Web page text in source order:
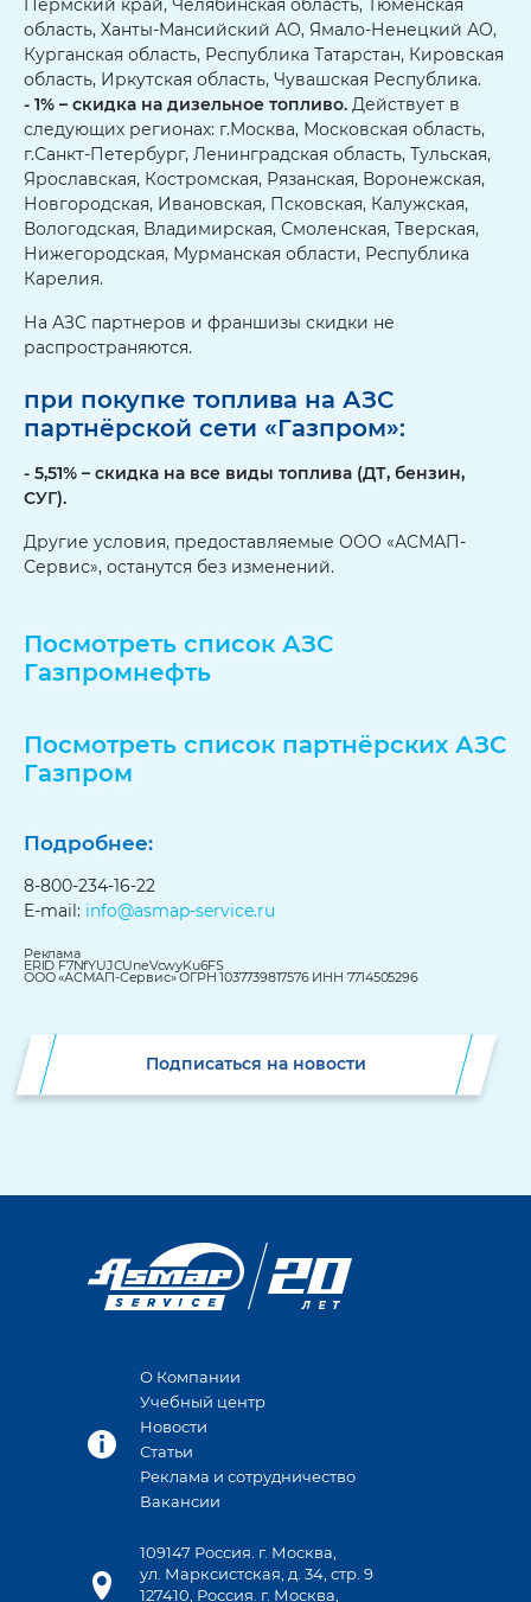
Пермский край, Челябинская область, Тюменская
область, Ханты-Мансийский АО, Ямало-Ненецкий АО,
Курганская область, Республика Татарстан, Кировская
область, Иркутская область, Чувашская Республика.
- 1% – скидка на дизельное топливо. Действует в
следующих регионах: г.Москва, Московская область,
г.Санкт-Петербург, Ленинградская область, Тульская,
Ярославская, Костромская, Рязанская, Воронежская,
Новгородская, Ивановская, Псковская, Калужская,
Вологодская, Владимирская, Смоленская, Тверская,
Нижегородская, Мурманская области, Республика
Карелия.
На АЗС партнеров и франшизы скидки не
распространяются.
при покупке топлива на АЗС
партнёрской сети «Газпром»:
- 5,51% – скидка на все виды топлива (ДТ, бензин,
СУГ).
Другие условия, предоставляемые ООО «АСМАП-
Сервис», останутся без изменений.
Посмотреть список АЗС
Газпромнефть
Посмотреть список партнёрских АЗС
Газпром
Подробнее:
8-800-234-16-22
E-mail: info@asmap-service.ru
Реклама
ERID F7NfYUJCUneVcwyKu6FS
ООО «АСМАП-Сервис» ОГРН 1037739817576 ИНН 7714505296
Подписаться на новости
О Компании
Учебный центр
Новости
Статьи
Реклама и сотрудничество
Вакансии
109147 Россия. г. Москва,
ул. Марксистская, д. 34, стр. 9
127410, Россия. г. Москва,